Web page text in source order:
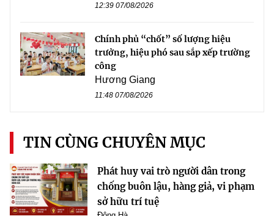
12:39 07/08/2026
Chính phủ “chốt” số lượng hiệu
trưởng, hiệu phó sau sắp xếp trường
công
Hương Giang
11:48 07/08/2026
TIN CÙNG CHUYÊN MỤC
Phát huy vai trò người dân trong
chống buôn lậu, hàng giả, vi phạm
sở hữu trí tuệ